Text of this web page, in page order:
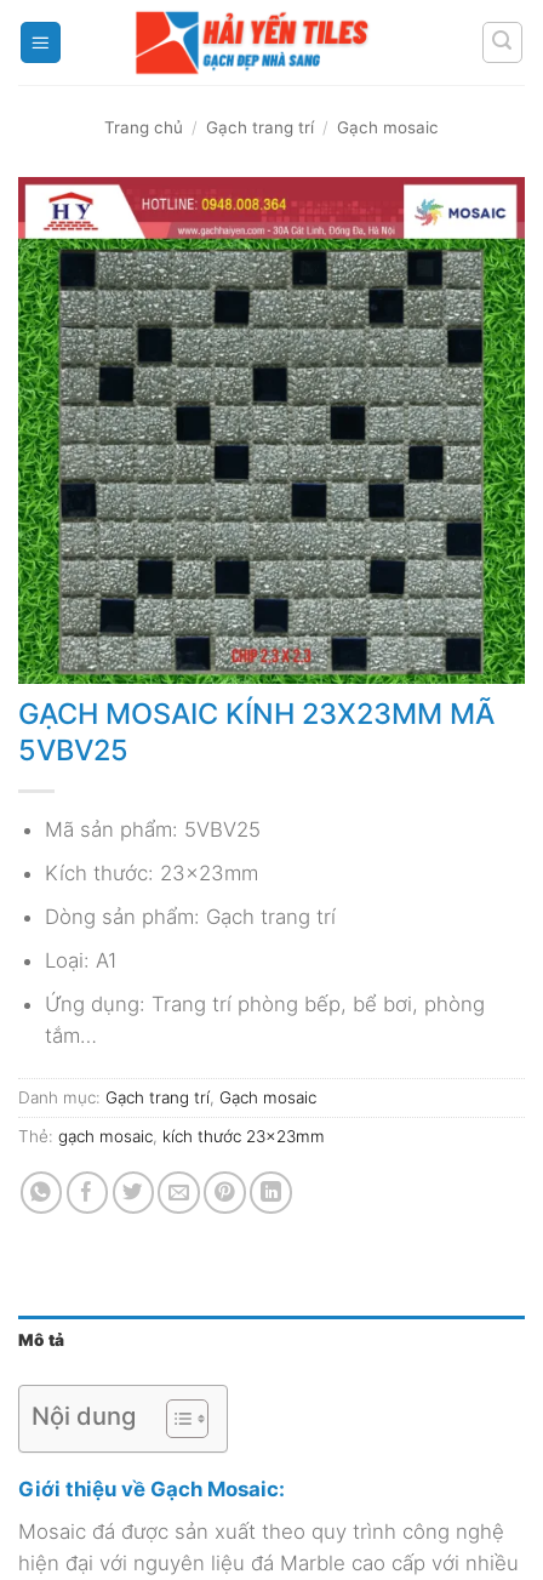
Trang chủ / Gạch trang trí / Gạch mosaic
GẠCH MOSAIC KÍNH 23X23MM MÃ
5VBV25
Mã sản phẩm: 5VBV25
Kích thước: 23x23mm
Dòng sản phẩm: Gạch trang trí
Loại: A1
Ứng dụng: Trang trí phòng bếp, bể bơi, phòng
tắm…
Danh mục: Gạch trang trí, Gạch mosaic
Thẻ: gạch mosaic kích thước 23x23mm
Mô tả
Nội dung
Giới thiệu về Gạch Mosaic:
Mosaic đá được sản xuất theo quy trình công nghệ
hiện đại với nguyên liệu đá Marble cao cấp với nhiều